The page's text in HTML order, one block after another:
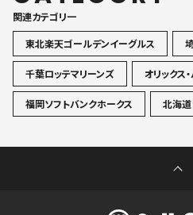
関連カテゴリ一
東北楽天ゴールデンイーグルス
千葉ロッテマリーンズ オリックス
福岡ソフトバンクホークス 北海道